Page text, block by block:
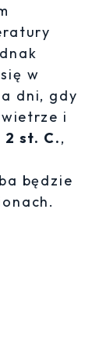
w
dni, gdy
i
2 st. C.,
będzie